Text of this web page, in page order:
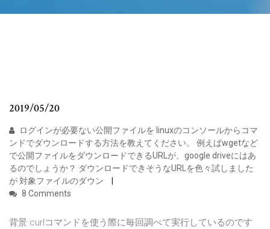
2019/05/20
ログインが必要ない公開ファイルを linuxのコンソールからコマ
ンドでダウンロードする方法を教えてください。 例えばwgetなど
で公開ファイルをダウンロードできるURLが、google driveにはあ
るのでしょうか？ ダウンロードできそうなURLを色々試しました
が 対象ファイルのダウン
8 Comments
背景 curlコマンドを使う際に毎回調べて実行しているのです